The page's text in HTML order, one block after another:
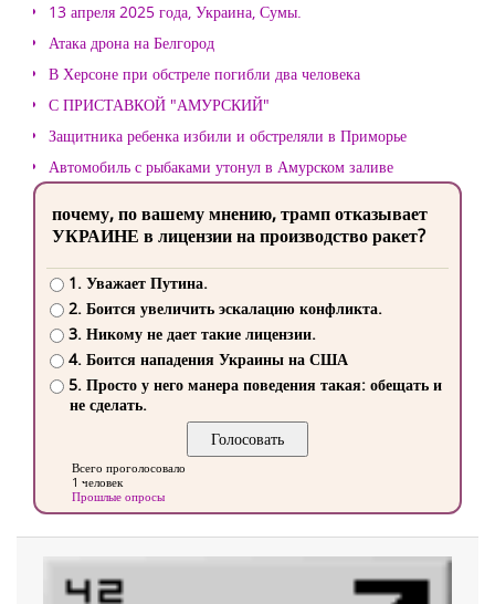
13 апреля 2025 года, Украина, Сумы.
Атака дрона на Белгород
В Херсоне при обстреле погибли два человека
С ПРИСТАВКОЙ "АМУРСКИЙ"
Защитника ребенка избили и обстреляли в Приморье
Автомобиль с рыбаками утонул в Амурском заливе
почему, по вашему мнению, трамп отказывает
УКРАИНЕ в лицензии на производство ракет?
1. Уважает Путина.
2. Боится увеличить эскалацию конфликта.
3. Никому не дает такие лицензии.
4. Боится нападения Украины на США
5. Просто у него манера поведения такая: обещать и
не сделать.
Всего проголосовало
1 человек
Прошлые опросы